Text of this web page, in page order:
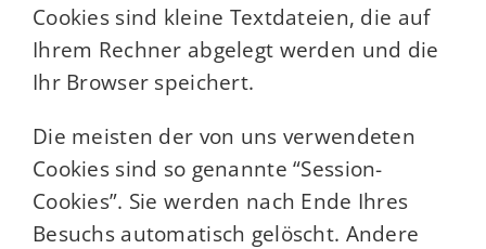
Cookies sind kleine Textdateien, die auf
Ihrem Rechner abgelegt werden und die
Ihr Browser speichert.
Die meisten der von uns verwendeten
Cookies sind so genannte “Session-
Cookies”. Sie werden nach Ende Ihres
Besuchs automatisch gelöscht. Andere